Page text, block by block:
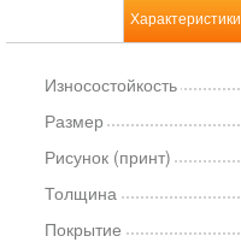
Характеристики
Износостойкость
Размер
Рисунок (принт)
Толщина
Покрытие